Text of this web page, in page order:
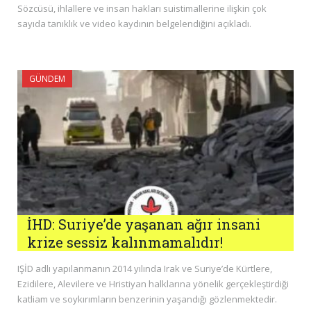
Sözcüsü, ihlallere ve insan hakları suistimallerine ilişkin çok
sayıda tanıklık ve video kaydının belgelendiğini açıkladı.
GÜNDEM
İHD: Suriye’de yaşanan ağır insani
krize sessiz kalınmamalıdır!
IŞİD adlı yapılanmanın 2014 yılında Irak ve Suriye’de Kürtlere,
Ezidilere, Alevilere ve Hristiyan halklarına yönelik gerçekleştirdiği
katliam ve soykırımların benzerinin yaşandığı gözlenmektedir.